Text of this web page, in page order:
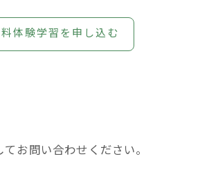
体験学習を申し込む
お問い合わせください。